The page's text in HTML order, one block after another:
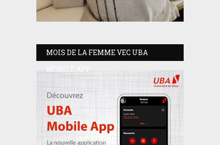
MOIS DE LA FEMME VEC UBA
MOBILE APP